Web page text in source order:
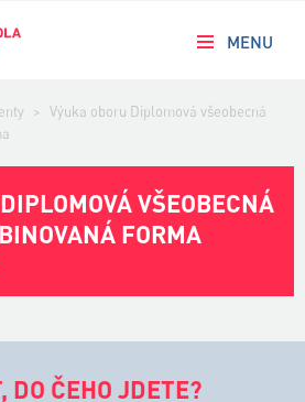
MENU
> Výuka oboru Diplomová všeobecná
VŠEOBECNÁ
FORMA
DO ČEHO JDETE?